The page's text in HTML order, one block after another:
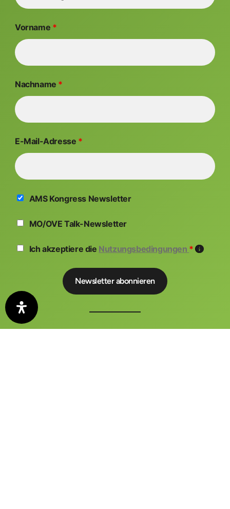
Vorname *
Nachname *
E-Mail-Adresse *
AMS Kongress Newsletter
MO/OVE Talk-Newsletter
Ich akzeptiere die Nutzungsbedingungen *